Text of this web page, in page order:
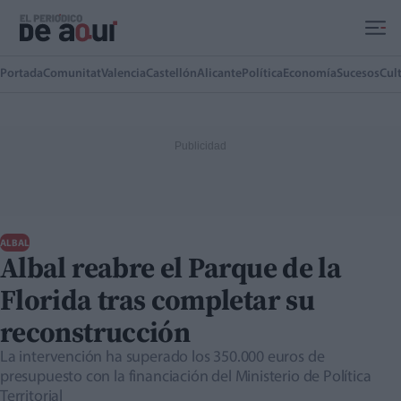
PortadaComunitatValenciaCastellónAlicante Política EconomíaSucesos
ALBAL
Albal reabre el Parque de la
Florida tras completar su
reconstrucción
La intervención ha superado los 350.000 euros de
presupuesto con la financiación del Ministerio de Política
Territorial